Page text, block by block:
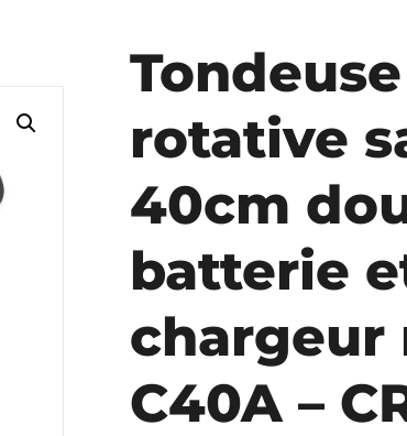
rotative
40cm
batterie
chargeur
C40A –